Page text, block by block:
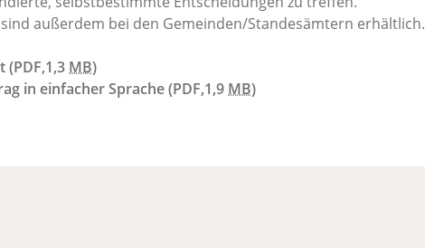
außerdem bei den Gemeinden/Standesämtern erhältlich.
(PDF,1,3 MB)
in einfacher Sprache(PDF,1,9 MB)